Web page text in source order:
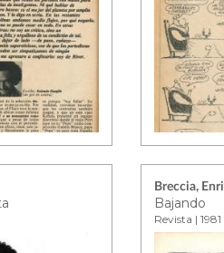
Breccia,
Bajando
Revista | 1981